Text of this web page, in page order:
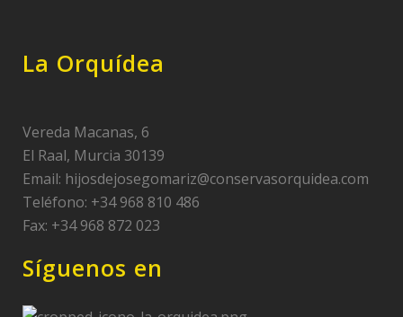
La Orquídea
Vereda Macanas, 6
El Raal, Murcia 30139
Email: hijosdejosegomariz@conservasorquidea.com
Teléfono: +34 968 810 486
Fax: +34 968 872 023
Síguenos en